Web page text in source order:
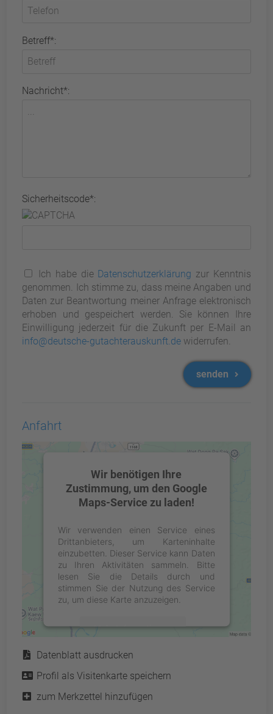
Betreff*:
Nachricht*:
Sicherheitscode*:
Ich habe die Datenschutzerklärung zur Kenntnis
genommen. Ich stimme zu, dass meine Angaben und
Daten zur Beantwortung meiner Anfrage elektronisch
erhoben und gespeichert werden. Sie können Ihre
Einwilligung jederzeit für die Zukunft per E-Mail an
info@deutsche-gutachterauskunft.de widerrufen.
senden
Anfahrt
Wir benötigen Ihre
Zustimmung, um den Google
Maps-Service zu laden!
Wir verwenden einen Service eines
Drittanbieters, um Karteninhalte
einzubetten. Dieser Service kann Daten
zu Ihren Aktivitäten sammeln. Bitte
lesen Sie die Details durch und
stimmen Sie der Nutzung des Service
zu, um diese Karte anzuzeigen.
Mehr Informationen
Akzeptieren
powered by Usercentrics Consent
Management Platform
Service
Datenblatt ausdrucken
Profil als Visitenkarte speichern
zum Merkzettel hinzufügen